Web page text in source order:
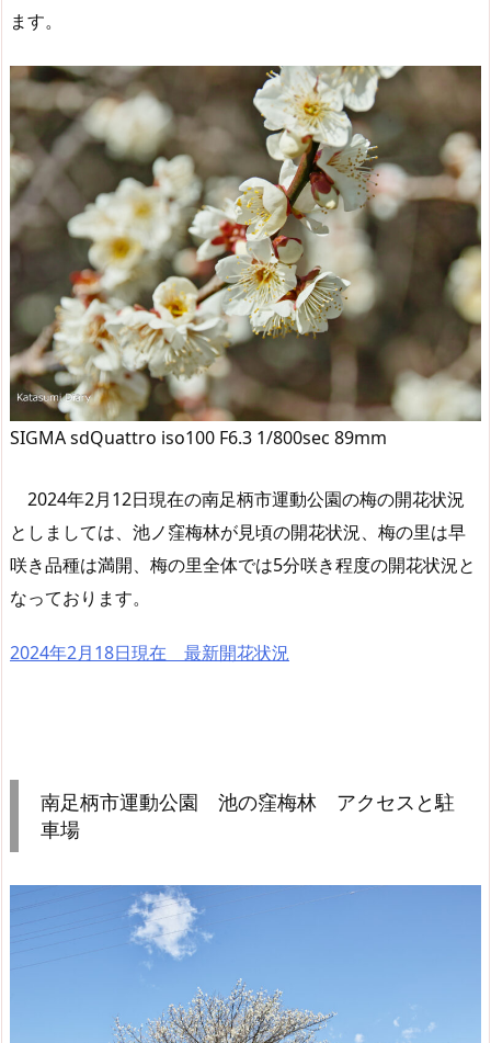
ます。
SIGMA sdQuattro iso100 F6.3 1/800sec 89mm
2024年2月12日現在の南足柄市運動公園の梅の開花状況
としましては、池ノ窪梅林が見頃の開花状況、梅の里は早
咲き品種は満開、梅の里全体では5分咲き程度の開花状況と
なっております。
2024年2月18日現在 最新開花状況
南足柄市運動公園 池の窪梅林 アクセスと駐
車場